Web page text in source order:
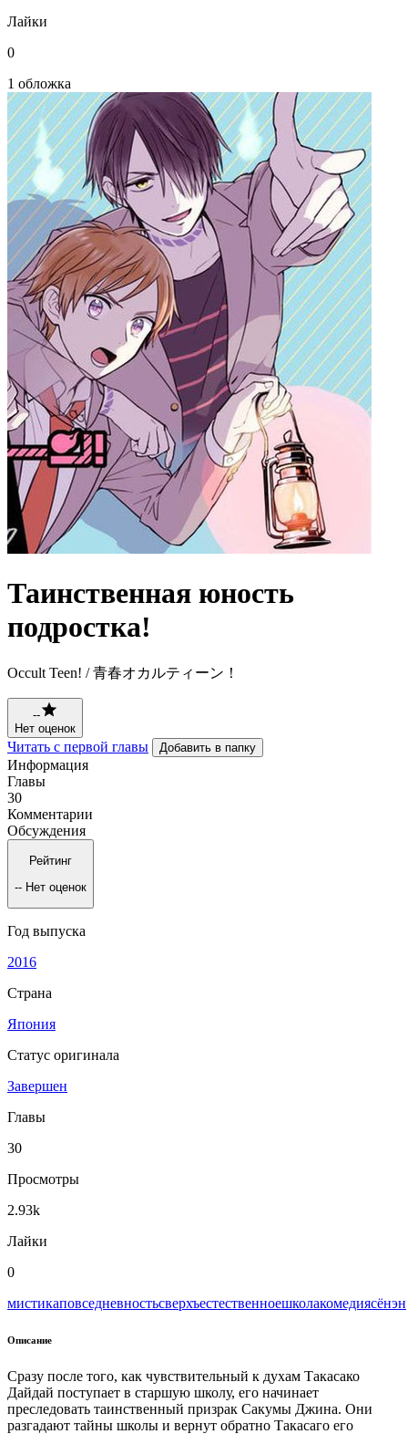
Лайки
0
1 обложка
Таинственная юность
подростка!
Occult Teen! / 青春オカルティーン！
--
Нет оценок
Читать с первой главы Добавить в папку
Информация
Главы
30
Комментарии
Обсуждения
Рейтинг
-- Нет оценок
Год выпуска
2016
Страна
Япония
Статус оригинала
Завершен
Главы
30
Просмотры
2.93k
Лайки
0
мистикаповседневностьсверхъестественноешколакомедиясёнэн
Описание
Сразу после того, как чувствительный к духам Такасако
Дайдай поступает в старшую школу, его начинает
преследовать таинственный призрак Сакумы Джина. Они
разгадают тайны школы и вернут обратно Такасаго его